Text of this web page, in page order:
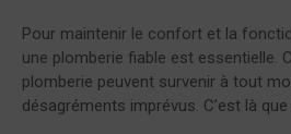
Pour maintenir le confort et la
une plomberie fiable est essentielle.
plomberie peuvent survenir à tout
désagréments imprévus. C’est là